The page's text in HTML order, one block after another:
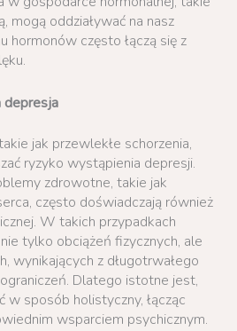
mogą oddziaływać na nasz
hormonów często łączą się z
depresja
jak przewlekłe schorzenia,
ryzyko wystąpienia depresji.
zdrowotne, takie jak
często doświadczają również
W takich przypadkach
tylko obciążeń fizycznych, ale
wynikających z długotrwałego
Dlatego istotne jest,
sposób holistyczny, łącząc
wsparciem psychicznym.